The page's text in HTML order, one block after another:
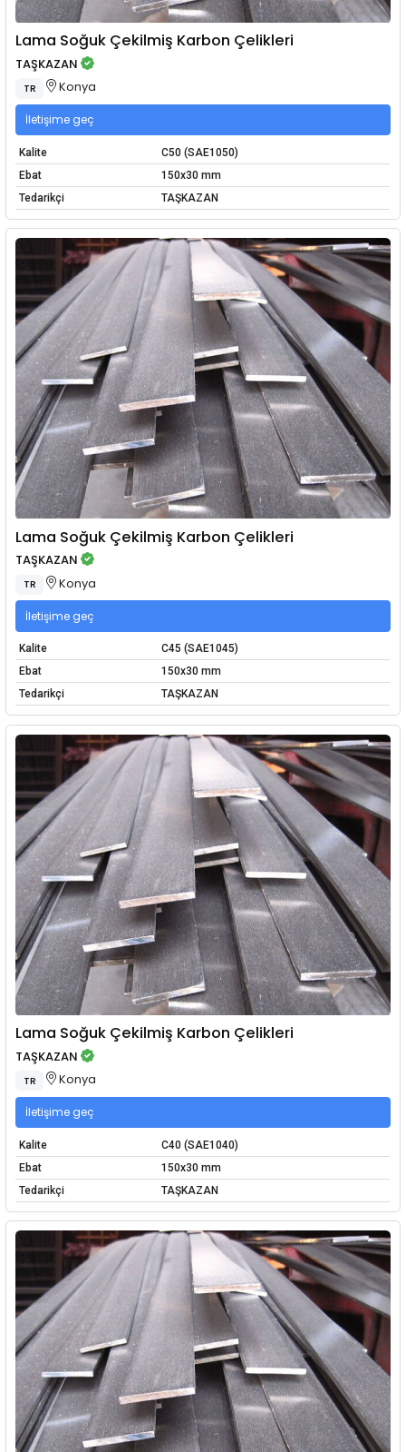
Lama Soğuk Çekilmiş Karbon Çelikleri
TAŞKAZAN
TR Konya
İletişime geç
Kalite
C50 (SAE1050)
Ebat
150x30 mm
Tedarikçi
TAŞKAZAN
Lama Soğuk Çekilmiş Karbon Çelikleri
TAŞKAZAN
TR Konya
İletişime geç
Kalite
C45 (SAE1045)
Ebat
150x30 mm
Tedarikçi
TAŞKAZAN
Lama Soğuk Çekilmiş Karbon Çelikleri
TAŞKAZAN
TR Konya
İletişime geç
Kalite
C40 (SAE1040)
Ebat
150x30 mm
Tedarikçi
TAŞKAZAN